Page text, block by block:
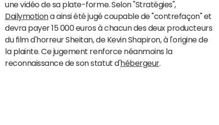
une vidéo de sa plate-forme. Selon "Stratégies",
Dailymotiona ainsi été jugé coupable de "contrefaçon" et
devra payer 15 000 euros à chacun des deux producteurs
du film d'horreur Sheitan, de Kevin Shapiron, à l'origine de
la plainte. Ce jugement renforce néanmoins la
reconnaissance de son statut d'hébergeur.